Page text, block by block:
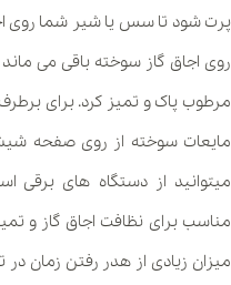
پرت شود تا سس یا شیر شما روی
روی اجاق گاز سوخته باقی می ماند
مرطوب پاک و تمیز کرد. برای
مایعات سوخته از روی صفحه
میتوانید از دستگاه های برقی
مناسب برای نظافت اجاق گاز و
میزان زیادی از هدر رفتن زمان